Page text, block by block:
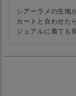
シアーラメの生地
カートと合わせた
ジュアルに着ても